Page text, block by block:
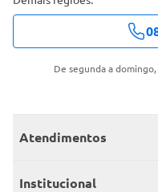
De segunda a
Atendimentos
Meus pedidos
Institucional